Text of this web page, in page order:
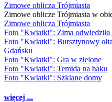
Zimowe oblicza Trójmiasta
Zimowe oblicze Trójmiasta w
Zimowe oblicza Trójmiasta
Foto "Kwiatki": Zima odwiedziła
Foto "Kwiatki": Bursztynowy
Gdańsku
Foto "Kwiatki": Gra w zielone
Foto "Kwiatki": Temida na haku
Foto "Kwiatki": Szklane domy
więcej ...